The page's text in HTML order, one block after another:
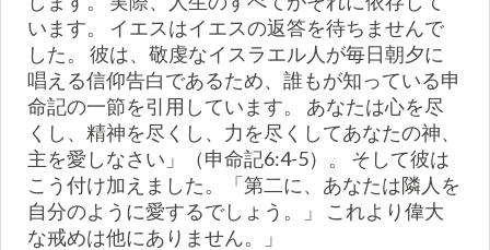
います。 イエスはイエスの返答を待ちませんで
した。 彼は、敬虔なイスラエル人が毎日朝夕に
唱える信仰告白であるため、誰もが知っている申
命記の一節を引用しています。 あなたは心を尽
くし、精神を尽くし、力を尽くしてあなたの神、
主を愛しなさい」（申命記6:4-5）。 そして彼は
こう付け加えました。「第二に、あなたは隣人を
自分のように愛するでしょう。」 これより偉大
な戒めは他にありません。」